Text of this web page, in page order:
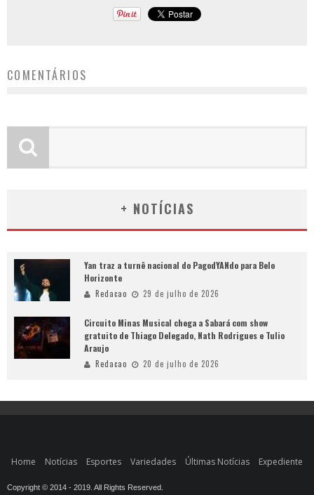
COMENTÁRIOS
+ NOTÍCIAS
Yan traz a turnê nacional do PagodYANdo para Belo
Horizonte
Redacao 29 de julho de 2026
Circuito Minas Musical chega a Sabará com show
gratuito de Thiago Delegado, Nath Rodrigues e Tulio
Araujo
Redacao 20 de julho de 2026
Home Notícias Esportes Variedades Últimas Notícias Expediente
Copyright © 2014 - 2019. All Rights Reserved.